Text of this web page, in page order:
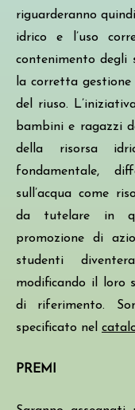
riguarderanno
idrico e l’uso
contenimento degli
la corretta
del riuso.
bambini e ragazzi
della risorsa
fondamentale,
sull’acqua come
da tutelare in
promozione di
studenti
modificando il loro
di riferimento.
specificato nel
PREMI